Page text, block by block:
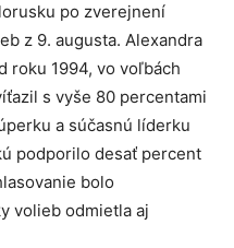
po zverejnení
z 9. augusta. Alexandra
roku 1994, vo voľbách
s vyše 80 percentami
a súčasnú líderku
podporilo desať percent
bolo
volieb odmietla aj